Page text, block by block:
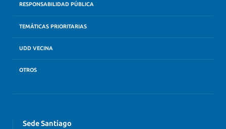
RESPONSABILIDAD PÚBLICA
TEMÁTICAS PRIORITARIAS
UDD VECINA
OTROS
Sede Santiago